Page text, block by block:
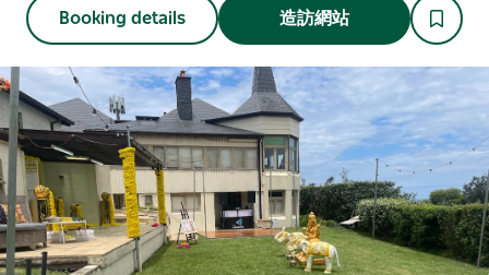
Booking details 造訪網站